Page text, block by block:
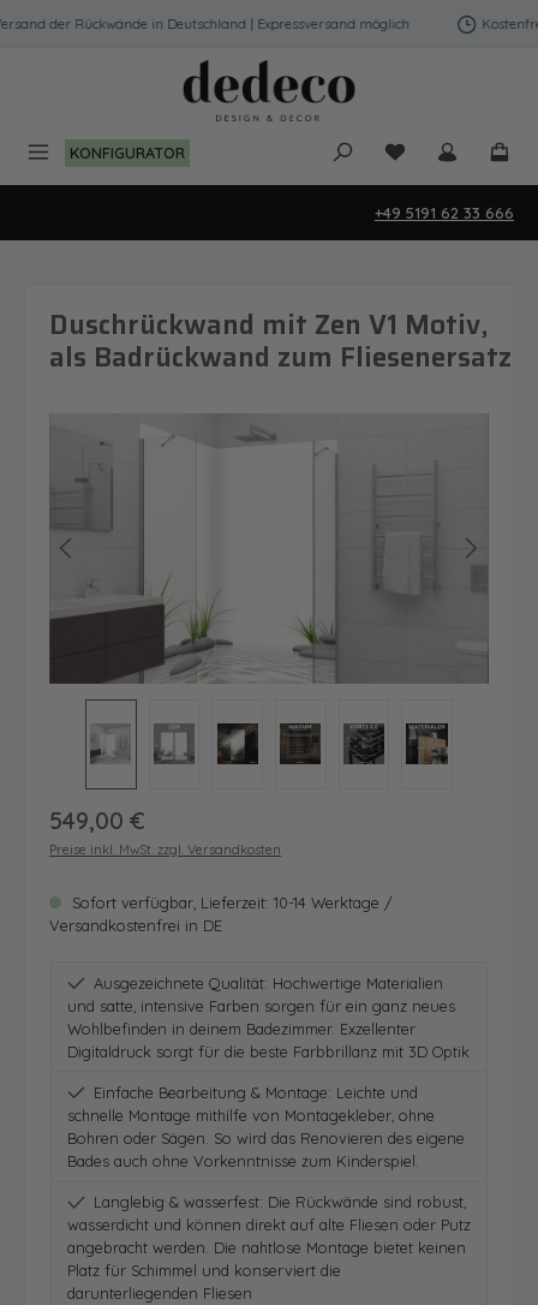
Zum Hauptinhalt springen
der Rückwände in Deutschland | Expressversand möglich
KONFIGURATOR Du hast 0
+49 5191 62 33 666
Duschrückwand mit Zen V1 Motiv,
als Badrückwand zum Fliesenersatz
Regulärer Preis:
549,00 €
Preise inkl. MwSt. zzgl. Versandkosten
Sofort verfügbar, Lieferzeit: 10-14 Werktage /
Versandkostenfrei in DE
Ausgezeichnete Qualität: Hochwertige Materialien
und satte, intensive Farben sorgen für ein ganz neues
Wohlbefinden in deinem Badezimmer. Exzellenter
Digitaldruck sorgt für die beste Farbbrillanz mit 3D Optik
Einfache Bearbeitung & Montage: Leichte und
schnelle Montage mithilfe von Montagekleber, ohne
Bohren oder Sägen. So wird das Renovieren des eigene
Bades auch ohne Vorkenntnisse zum Kinderspiel.
Langlebig & wasserfest: Die Rückwände sind robust,
wasserdicht und können direkt auf alte Fliesen oder Putz
angebracht werden. Die nahtlose Montage bietet keinen
Platz für Schimmel und konserviert die
darunterliegenden Fliesen